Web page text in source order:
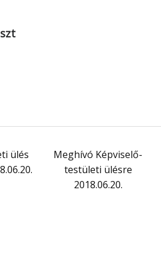
ülés
Meghívó Képviselő-
testületi ülésre
2018.06.20.